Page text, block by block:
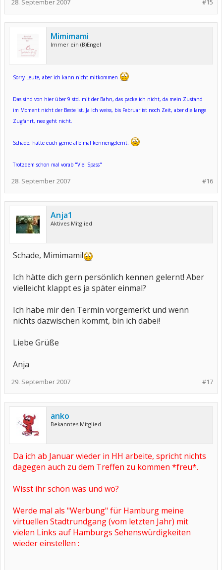
#15
28. September 2007
Mimimami
Immer ein (B)Engel
Sorry Leute, aber ich kann nicht mitkommen
Das sind von hier über 9 std. mit der Bahn, das packe ich nicht, da mein Zustand
im Moment nicht der Beste ist. Ja ich weiss, bis Februar ist noch Zeit, aber die lange
Zugfahrt, nee geht nicht.
Schade, hätte euch gerne alle mal kennengelernt.
Trotzdem schon mal vorab "Viel Spass"
#16
28. September 2007
Anja1
Aktives Mitglied
Schade, Mimimami!
Ich hätte dich gern persönlich kennen gelernt! Aber
vielleicht klappt es ja später einmal?
Ich habe mir den Termin vorgemerkt und wenn
nichts dazwischen kommt, bin ich dabei!
Liebe Grüße
Anja
#17
29. September 2007
anko
Bekanntes Mitglied
Da ich ab Januar wieder in HH arbeite, spricht nichts
dagegen auch zu dem Treffen zu kommen *freu*.
Wisst ihr schon was und wo?
Werde mal als "Werbung" für Hamburg meine
virtuellen Stadtrundgang (vom letzten Jahr) mit
vielen Links auf Hamburgs Sehenswürdigkeiten
wieder einstellen :